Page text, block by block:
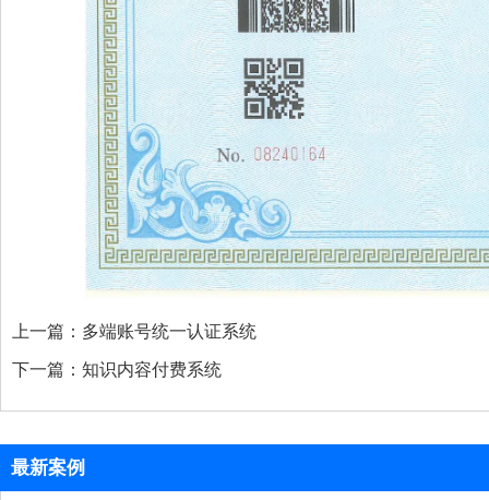
上一篇： 多端账号统一认证系统
下一篇： 知识内容付费系统
最新案例